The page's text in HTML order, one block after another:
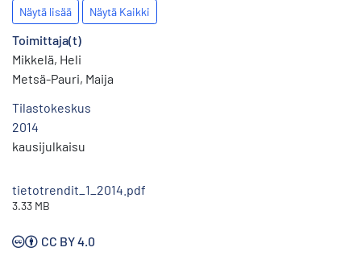
Näytä lisää Näytä Kaikki
Toimittaja(t)
Mikkelä, Heli
Metsä-Pauri, Maija
Tilastokeskus
2014
kausijulkaisu
tietotrendit_1_2014.pdf
3.33 MB
CC BY 4.0